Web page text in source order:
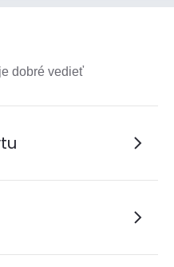
dobré vedieť